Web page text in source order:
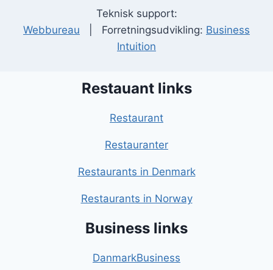
Teknisk support:
Webbureau | Forretningsudvikling: Business
Intuition
Restauant links
Restaurant
Restauranter
Restaurants in Denmark
Restaurants in Norway
Business links
DanmarkBusiness